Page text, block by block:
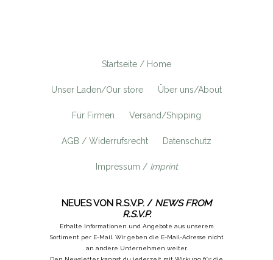
Startseite / Home
Unser Laden/Our store Über uns/About
Für Firmen Versand/Shipping
AGB / Widerrufsrecht Datenschutz
Impressum / Imprint
NEUES VON R.S.V.P. / NEWS FROM
R.S.V.P.
Erhalte Informationen und Angebote aus unserem
Sortiment per E-Mail. Wir geben die E-Mail-Adresse nicht
an andere Unternehmen weiter.